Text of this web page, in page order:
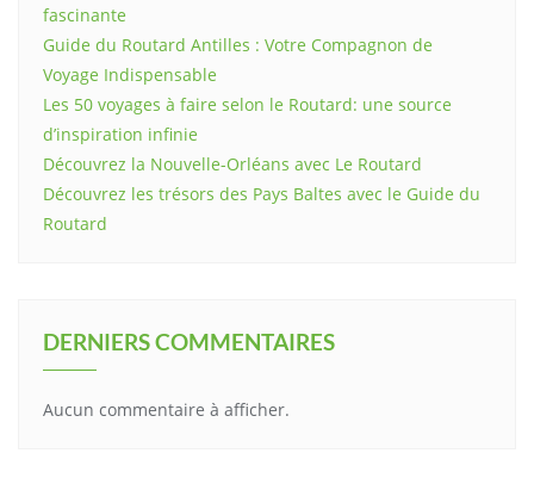
fascinante
Guide du Routard Antilles : Votre Compagnon de
Voyage Indispensable
Les 50 voyages à faire selon le Routard: une source
d’inspiration infinie
Découvrez la Nouvelle-Orléans avec Le Routard
Découvrez les trésors des Pays Baltes avec le Guide du
Routard
DERNIERS COMMENTAIRES
Aucun commentaire à afficher.